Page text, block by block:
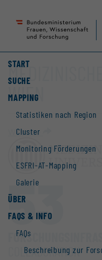
Seiteninhalt
Accesskey
Hauptnavigation
Accesskey
START
SUCHE
MAPPING
Statistiken nach Region
Cluster
Monitoring Förderungen
ESFRI-AT-Mapping
Galerie
ÜBER
FAQS & INFO
FAQs
Beschreibung zur
WIEN
Website
53
COLLABORATION